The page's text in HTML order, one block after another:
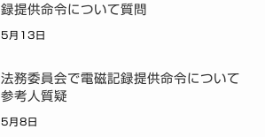
録提供命令について質問
5月13日
法務委員会で電磁記録提供命令について
参考人質疑
5月8日